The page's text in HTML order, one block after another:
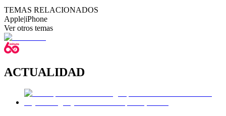
TEMAS RELACIONADOS
Apple|iPhone
Ver otros temas
ACTUALIDAD